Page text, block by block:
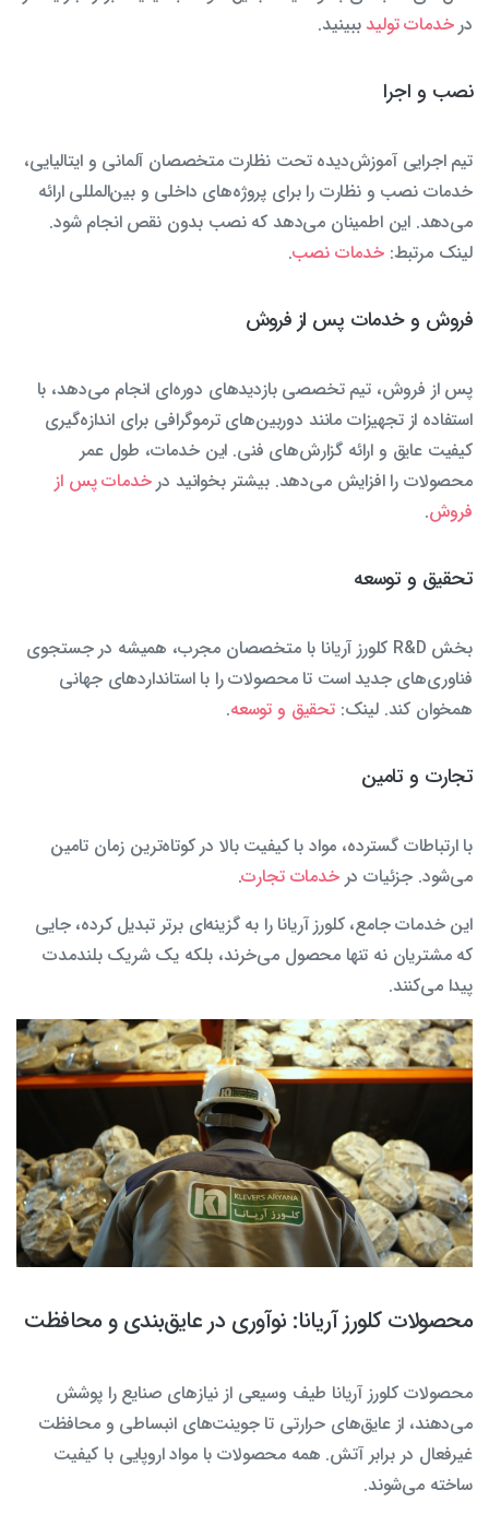
درخدمات تولیدببینید.
نصب و اجرا
تیم اجرایی آموزش‌دیده تحت نظارت متخصصان آلمانی و ایتالیایی،
خدمات نصب و نظارت را برای پروژه‌های داخلی و بین‌المللی ارائه
می‌دهد. این اطمینان می‌دهد که نصب بدون نقص انجام شود.
لینک مرتبط:خدمات نصب.
فروش و خدمات پس از فروش
پس از فروش، تیم تخصصی بازدیدهای دوره‌ای انجام می‌دهد، با
استفاده از تجهیزات مانند دوربین‌های ترموگرافی برای اندازه‌گیری
کیفیت عایق و ارائه گزارش‌های فنی. این خدمات، طول عمر
محصولات را افزایش می‌دهد. بیشتر بخوانید درخدمات پس از
فروش.
تحقیق و توسعه
بخش R&D کلورز آریانا با متخصصان مجرب، همیشه در جستجوی
فناوری‌های جدید است تا محصولات را با استانداردهای جهانی
همخوان کند. لینک:تحقیق و توسعه.
تجارت و تامین
با ارتباطات گسترده، مواد با کیفیت بالا در کوتاه‌ترین زمان تامین
می‌شود. جزئیات درخدمات تجارت.
این خدمات جامع، کلورز آریانا را به گزینه‌ای برتر تبدیل کرده، جایی
که مشتریان نه تنها محصول می‌خرند، بلکه یک شریک بلندمدت
پیدا می‌کنند.
محصولات کلورز آریانا: نوآوری در عایق‌بندی و محافظت
محصولات کلورز آریانا طیف وسیعی از نیازهای صنایع را پوشش
می‌دهند، از عایق‌های حرارتی تا جوینت‌های انبساطی و محافظت
غیرفعال در برابر آتش. همه محصولات با مواد اروپایی با کیفیت
ساخته می‌شوند.